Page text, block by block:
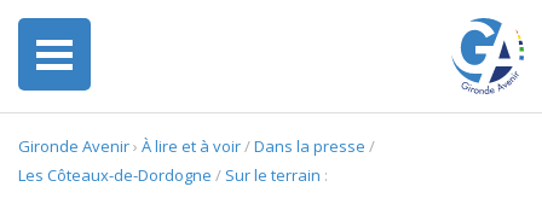
Gironde Avenir› À lire et à voir/Dans la presse /
Les Côteaux-de-Dordogne / Sur le terrain :